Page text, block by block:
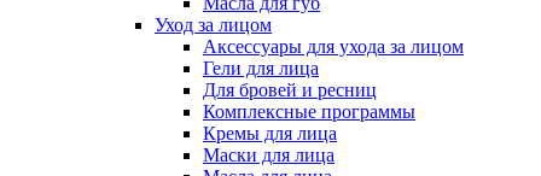
Уход за лицом
Аксессуары для ухода за лицом
Гели для лица
Для бровей и ресниц
Комплексные программы
Кремы для лица
Маски для лица